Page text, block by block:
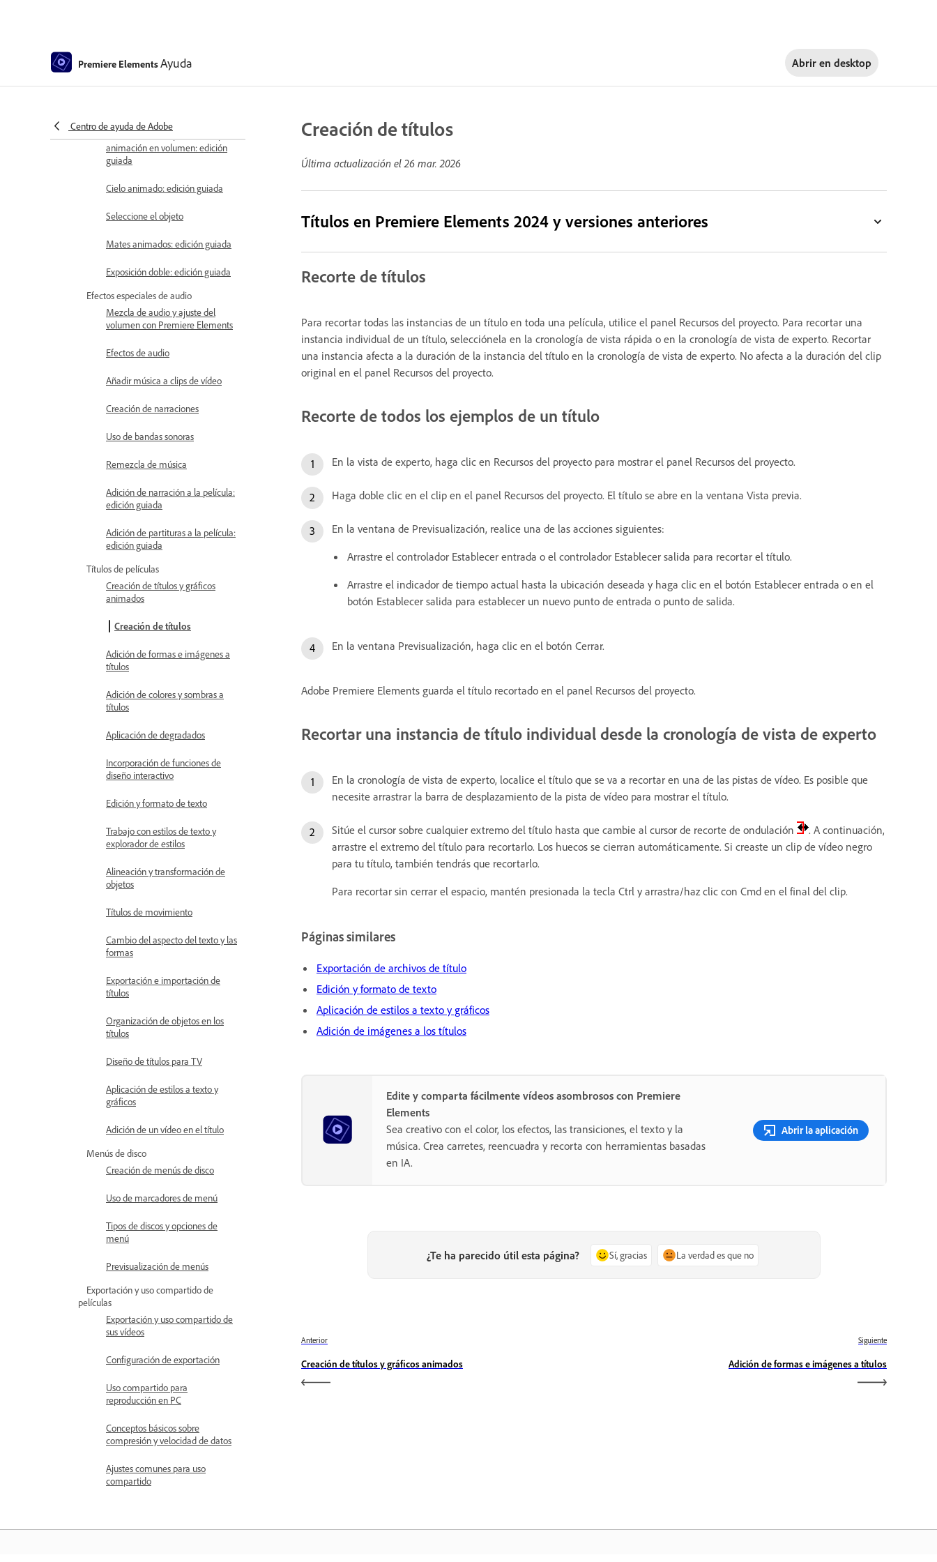
Premiere ElementsAyuda Abrir en desktop
Centro de ayuda de Adobe
Adición de un efecto Sintonizador
Creación de un lapso de tiempo o
animación en volumen: edición
guiada
Cielo animado: edición guiada
Seleccione el objeto
Mates animados: edición guiada
Exposición doble: edición guiada
Efectos especiales de audio
Mezcla de audio y ajuste del
volumen con Premiere Elements
Efectos de audio
Añadir música a clips de vídeo
Creación de narraciones
Uso de bandas sonoras
Remezcla de música
Adición de narración a la película:
edición guiada
Adición de partituras a la película:
edición guiada
Títulos de películas
Creación de títulos y gráficos
animados
Creación de títulos
Adición de formas e imágenes a
títulos
Adición de colores y sombras a
títulos
Aplicación de degradados
Incorporación de funciones de
diseño interactivo
Edición y formato de texto
Trabajo con estilos de texto y
explorador de estilos
Alineación y transformación de
objetos
Títulos de movimiento
Cambio del aspecto del texto y las
formas
Exportación e importación de
títulos
Organización de objetos en los
títulos
Diseño de títulos para TV
Aplicación de estilos a texto y
gráficos
Adición de un vídeo en el título
Menús de disco
Creación de menús de disco
Uso de marcadores de menú
Tipos de discos y opciones de
menú
Previsualización de menús
Exportación y uso compartido de
películas
Exportación y uso compartido de
sus vídeos
Configuración de exportación
Uso compartido para
reproducción en PC
Conceptos básicos sobre
compresión y velocidad de datos
Ajustes comunes para uso
compartido
Creación de títulos
Última actualización el26 mar. 2026
Títulos en Premiere Elements 2024 y versiones anteriores
Recorte de títulos
Para recortar todas las instancias de un título en toda una película, utilice el panel Recursos del proyecto. Para recortar una
instancia individual de un título, selecciónela en la cronología de vista rápida o en la cronología de vista de experto. Recortar
una instancia afecta a la duración de la instancia del título en la cronología de vista de experto. No afecta a la duración del clip
original en el panel Recursos del proyecto.
Recorte de todos los ejemplos de un título
En la vista de experto, haga clic en Recursos del proyecto para mostrar el panel Recursos del proyecto.
Haga doble clic en el clip en el panel Recursos del proyecto. El título se abre en la ventana Vista previa.
En la ventana de Previsualización, realice una de las acciones siguientes:
Arrastre el controlador Establecer entrada o el controlador Establecer salida para recortar el título.
Arrastre el indicador de tiempo actual hasta la ubicación deseada y haga clic en el botón Establecer entrada o en el
botón Establecer salida para establecer un nuevo punto de entrada o punto de salida.
En la ventana Previsualización, haga clic en el botón Cerrar.
Adobe Premiere Elements guarda el título recortado en el panel Recursos del proyecto.
Recortar una instancia de título individual desde la cronología de vista de experto
En la cronología de vista de experto, localice el título que se va a recortar en una de las pistas de vídeo. Es posible que
necesite arrastrar la barra de desplazamiento de la pista de vídeo para mostrar el título.
Sitúe el cursor sobre cualquier extremo del título hasta que cambie al cursor de recorte de ondulación
. A continuación,
arrastre el extremo del título para recortarlo. Los huecos se cierran automáticamente. Si creaste un clip de vídeo negro
para tu título, también tendrás que recortarlo.
Para recortar sin cerrar el espacio, mantén presionada la tecla Ctrl y arrastra/haz clic con Cmd en el final del clip.
Páginas similares
Exportación de archivos de título
Edición y formato de texto
Aplicación de estilos a texto y gráficos
Adición de imágenes a los títulos
Edite y comparta fácilmente vídeos asombrosos con Premiere
Elements
Sea creativo con el color, los efectos, las transiciones, el texto y la
música. Crea carretes, reencuadra y recorta con herramientas basadas
en IA.
Abrir la aplicación
¿Te ha parecido útil esta página? Sí, gracias La verdad es que no
Anterior
Creación de títulos y gráficos animados
Siguiente
Adición de formas e imágenes a títulos